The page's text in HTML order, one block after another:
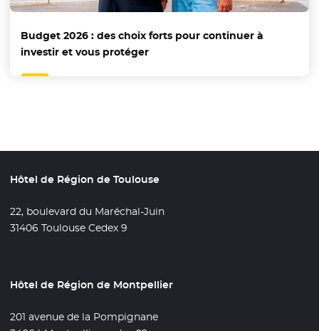
Budget 2026 : des choix forts pour continuer à
investir et vous protéger
Hôtel de Région de Toulouse
22, boulevard du Maréchal-Juin
31406 Toulouse Cedex 9
Hôtel de Région de Montpellier
201 avenue de la Pompignane